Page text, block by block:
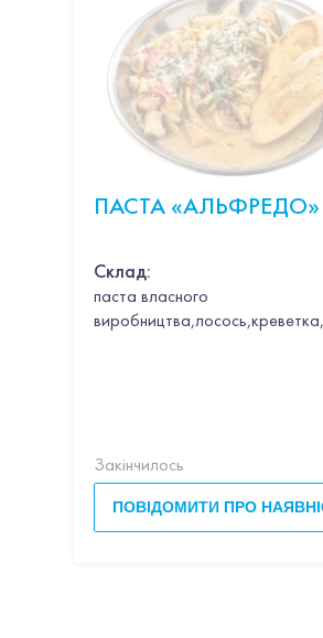
ПАСТА «АЛЬФРЕДО»
Склад:
паста власного
Закінчилось
ПОВІДОМИТИ ПРО